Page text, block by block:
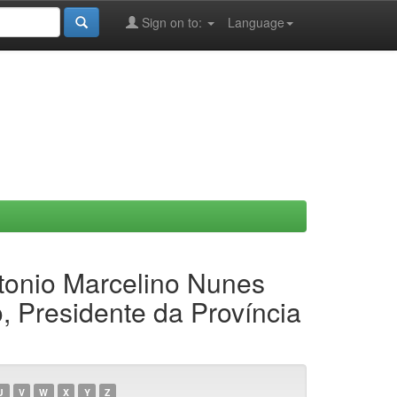
Language
Sign on to:
Marcelino Nunes
Presidente da Província
V W X Y Z